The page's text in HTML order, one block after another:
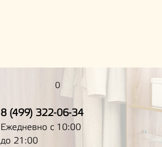
0
8 (499) 322-06-34
Ежедневно с 10:00
до 21:00